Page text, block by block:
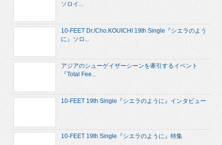
ソロイ...
10-FEET Dr./Cho.KOUICHI 19th Single『シエラのよう
に』ソロ...
アジアのシューゲイザーシーンを牽引するイベント
『Total Fee...
10-FEET 19th Single『シエラのように』インタビュー
10-FEET 19th Single『シエラのように』特集